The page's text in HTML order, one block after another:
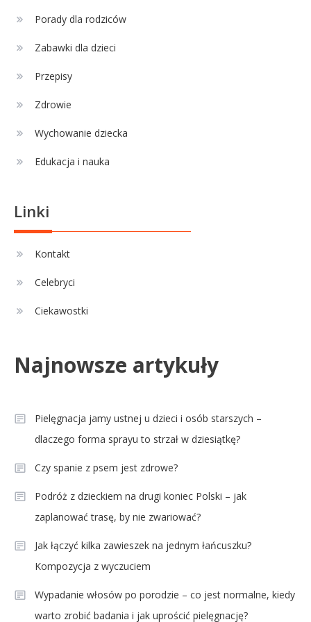
Adamek wiek: ile lat ma legenda
Porady dla rodziców
Zabawki dla dzieci
Przepisy
Zdrowie
Wychowanie dziecka
Edukacja i nauka
Linki
Kontakt
Celebryci
Ciekawostki
Najnowsze artykuły
Pielęgnacja jamy ustnej u dzieci i osób starszych –
dlaczego forma sprayu to strzał w dziesiątkę?
Czy spanie z psem jest zdrowe?
Podróż z dzieckiem na drugi koniec Polski – jak
zaplanować trasę, by nie zwariować?
Jak łączyć kilka zawieszek na jednym łańcuszku?
Kompozycja z wyczuciem
Wypadanie włosów po porodzie – co jest normalne, kiedy
warto zrobić badania i jak uprościć pielęgnację?